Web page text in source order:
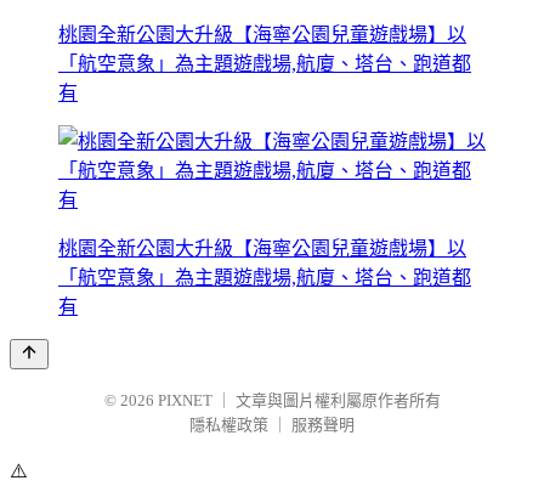
桃園全新公園大升級【海寧公園兒童遊戲場】以
「航空意象」為主題遊戲場,航廈、塔台、跑道都
有
桃園全新公園大升級【海寧公園兒童遊戲場】以
「航空意象」為主題遊戲場,航廈、塔台、跑道都
有
© 2026 PIXNET
文章與圖片權利屬原作者所有
隱私權政策
服務聲明
⚠️